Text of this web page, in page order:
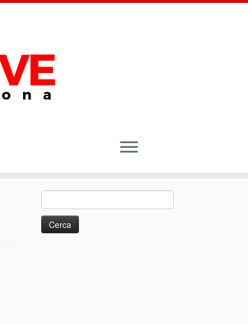
per: